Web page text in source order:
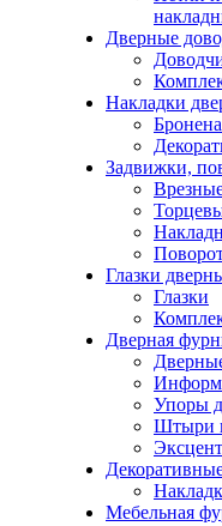
Дверные
Накладки
Задвижки,
Глазки
Глазки
Дверная
Упоры
Штыри
Мебельная